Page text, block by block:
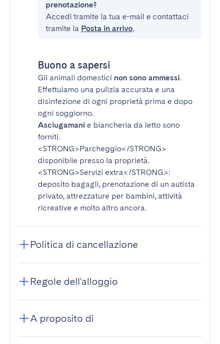
prenotazione?
Accedi tramite la tua e-mail e contattaci
tramite la Posta in arrivo.
Buono a sapersi
Gli animali domestici non sono ammessi.
Effettuiamo una pulizia accurata e una
disinfezione di ogni proprietà prima e dopo
ogni soggiorno.
Asciugamani e biancheria da letto sono
forniti.
<STRONG>Parcheggio</STRONG>
disponibile presso la proprietà.
<STRONG>Servizi extra</STRONG>:
deposito bagagli, prenotazione di un autista
privato, attrezzature per bambini, attività
ricreative e molto altro ancora.
Politica di cancellazione
Regole dell'alloggio
A proposito di